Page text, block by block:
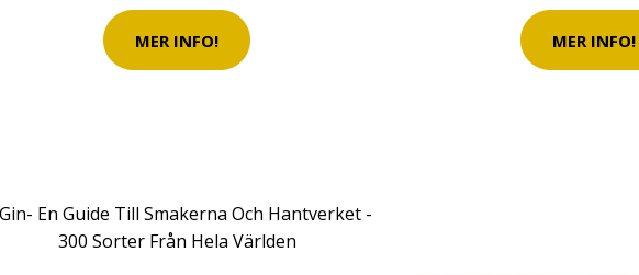
MER INFO! MER INFO!